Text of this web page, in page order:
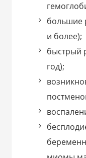
большие
и более);
быстрый
год);